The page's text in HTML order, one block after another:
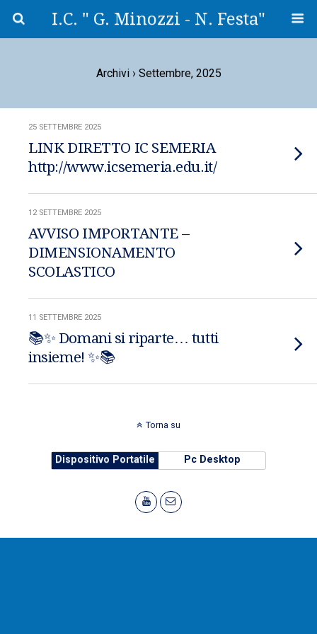
I.C. " G. Minozzi - N. Festa"
Archivi › Settembre, 2025
25 SETTEMBRE 2025
LINK DIRETTO IC SEMERIA
http://www.icsemeria.edu.it/
12 SETTEMBRE 2025
AVVISO IMPORTANTE –
DIMENSIONAMENTO
SCOLASTICO
11 SETTEMBRE 2025
📚✨ Domani si riparte… tutti
insieme! ✨📚
Torna su
Dispositivo Portatile Pc Desktop